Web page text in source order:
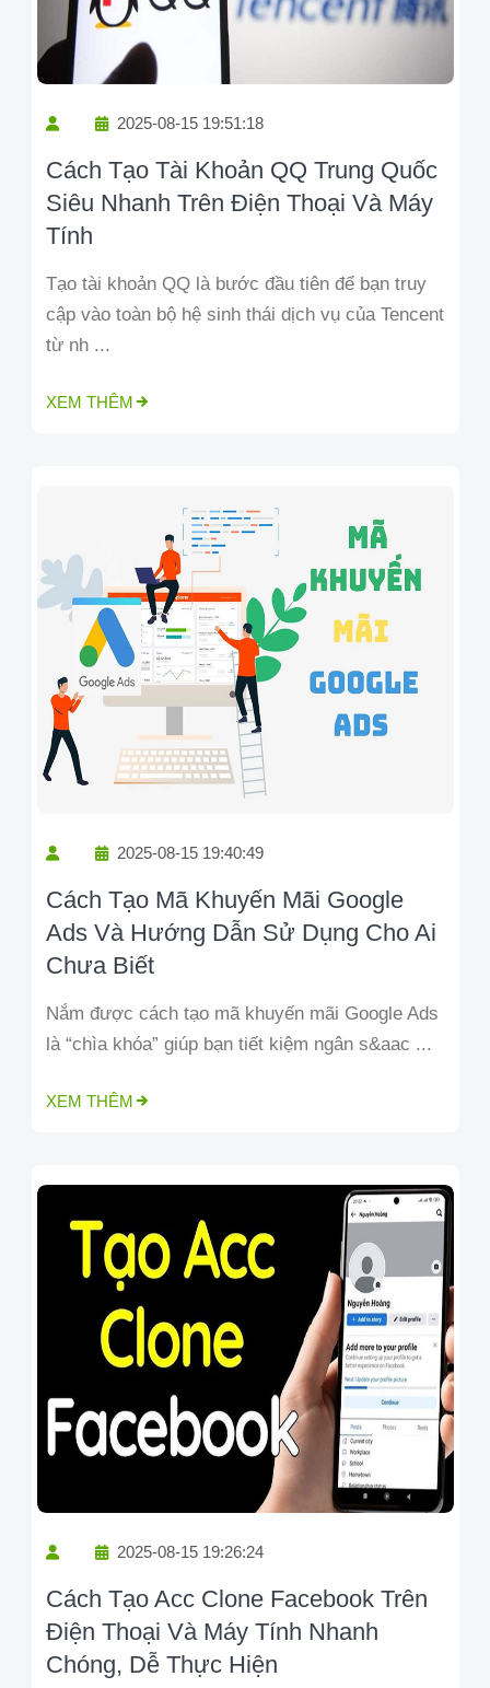
2025-08-15 19:51:18
Cách Tạo Tài Khoản QQ Trung Quốc
Siêu Nhanh Trên Điện Thoại Và Máy
Tính
Tạo tài khoản QQ là bước đầu tiên để bạn truy
cập vào toàn bộ hệ sinh thái dịch vụ của Tencent
từ nh ...
XEM THÊM
2025-08-15 19:40:49
Cách Tạo Mã Khuyến Mãi Google
Ads Và Hướng Dẫn Sử Dụng Cho Ai
Chưa Biết
Nắm được cách tạo mã khuyến mãi Google Ads
là “chìa khóa” giúp bạn tiết kiệm ngân s&aac ...
XEM THÊM
2025-08-15 19:26:24
Cách Tạo Acc Clone Facebook Trên
Điện Thoại Và Máy Tính Nhanh
Chóng, Dễ Thực Hiện